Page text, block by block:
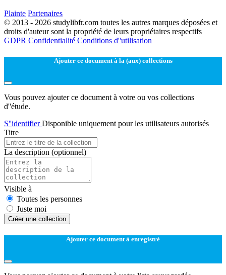
Plainte Partenaires
© 2013 - 2026 studylibfr.com toutes les autres marques déposées et
droits d'auteur sont la propriété de leurs propriétaires respectifs
GDPR Confidentialité Conditions d''utilisation
Ajouter ce document à la (aux) collections
Vous pouvez ajouter ce document à votre ou vos collections
d''étude.
S''identifierDisponible uniquement pour les utilisateurs autorisés
Titre
La description (optionnel)
Visible à
Toutes les personnes
Juste moi
Créer une collection
Ajouter ce document à enregistré